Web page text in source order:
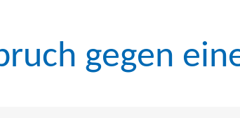
gegen